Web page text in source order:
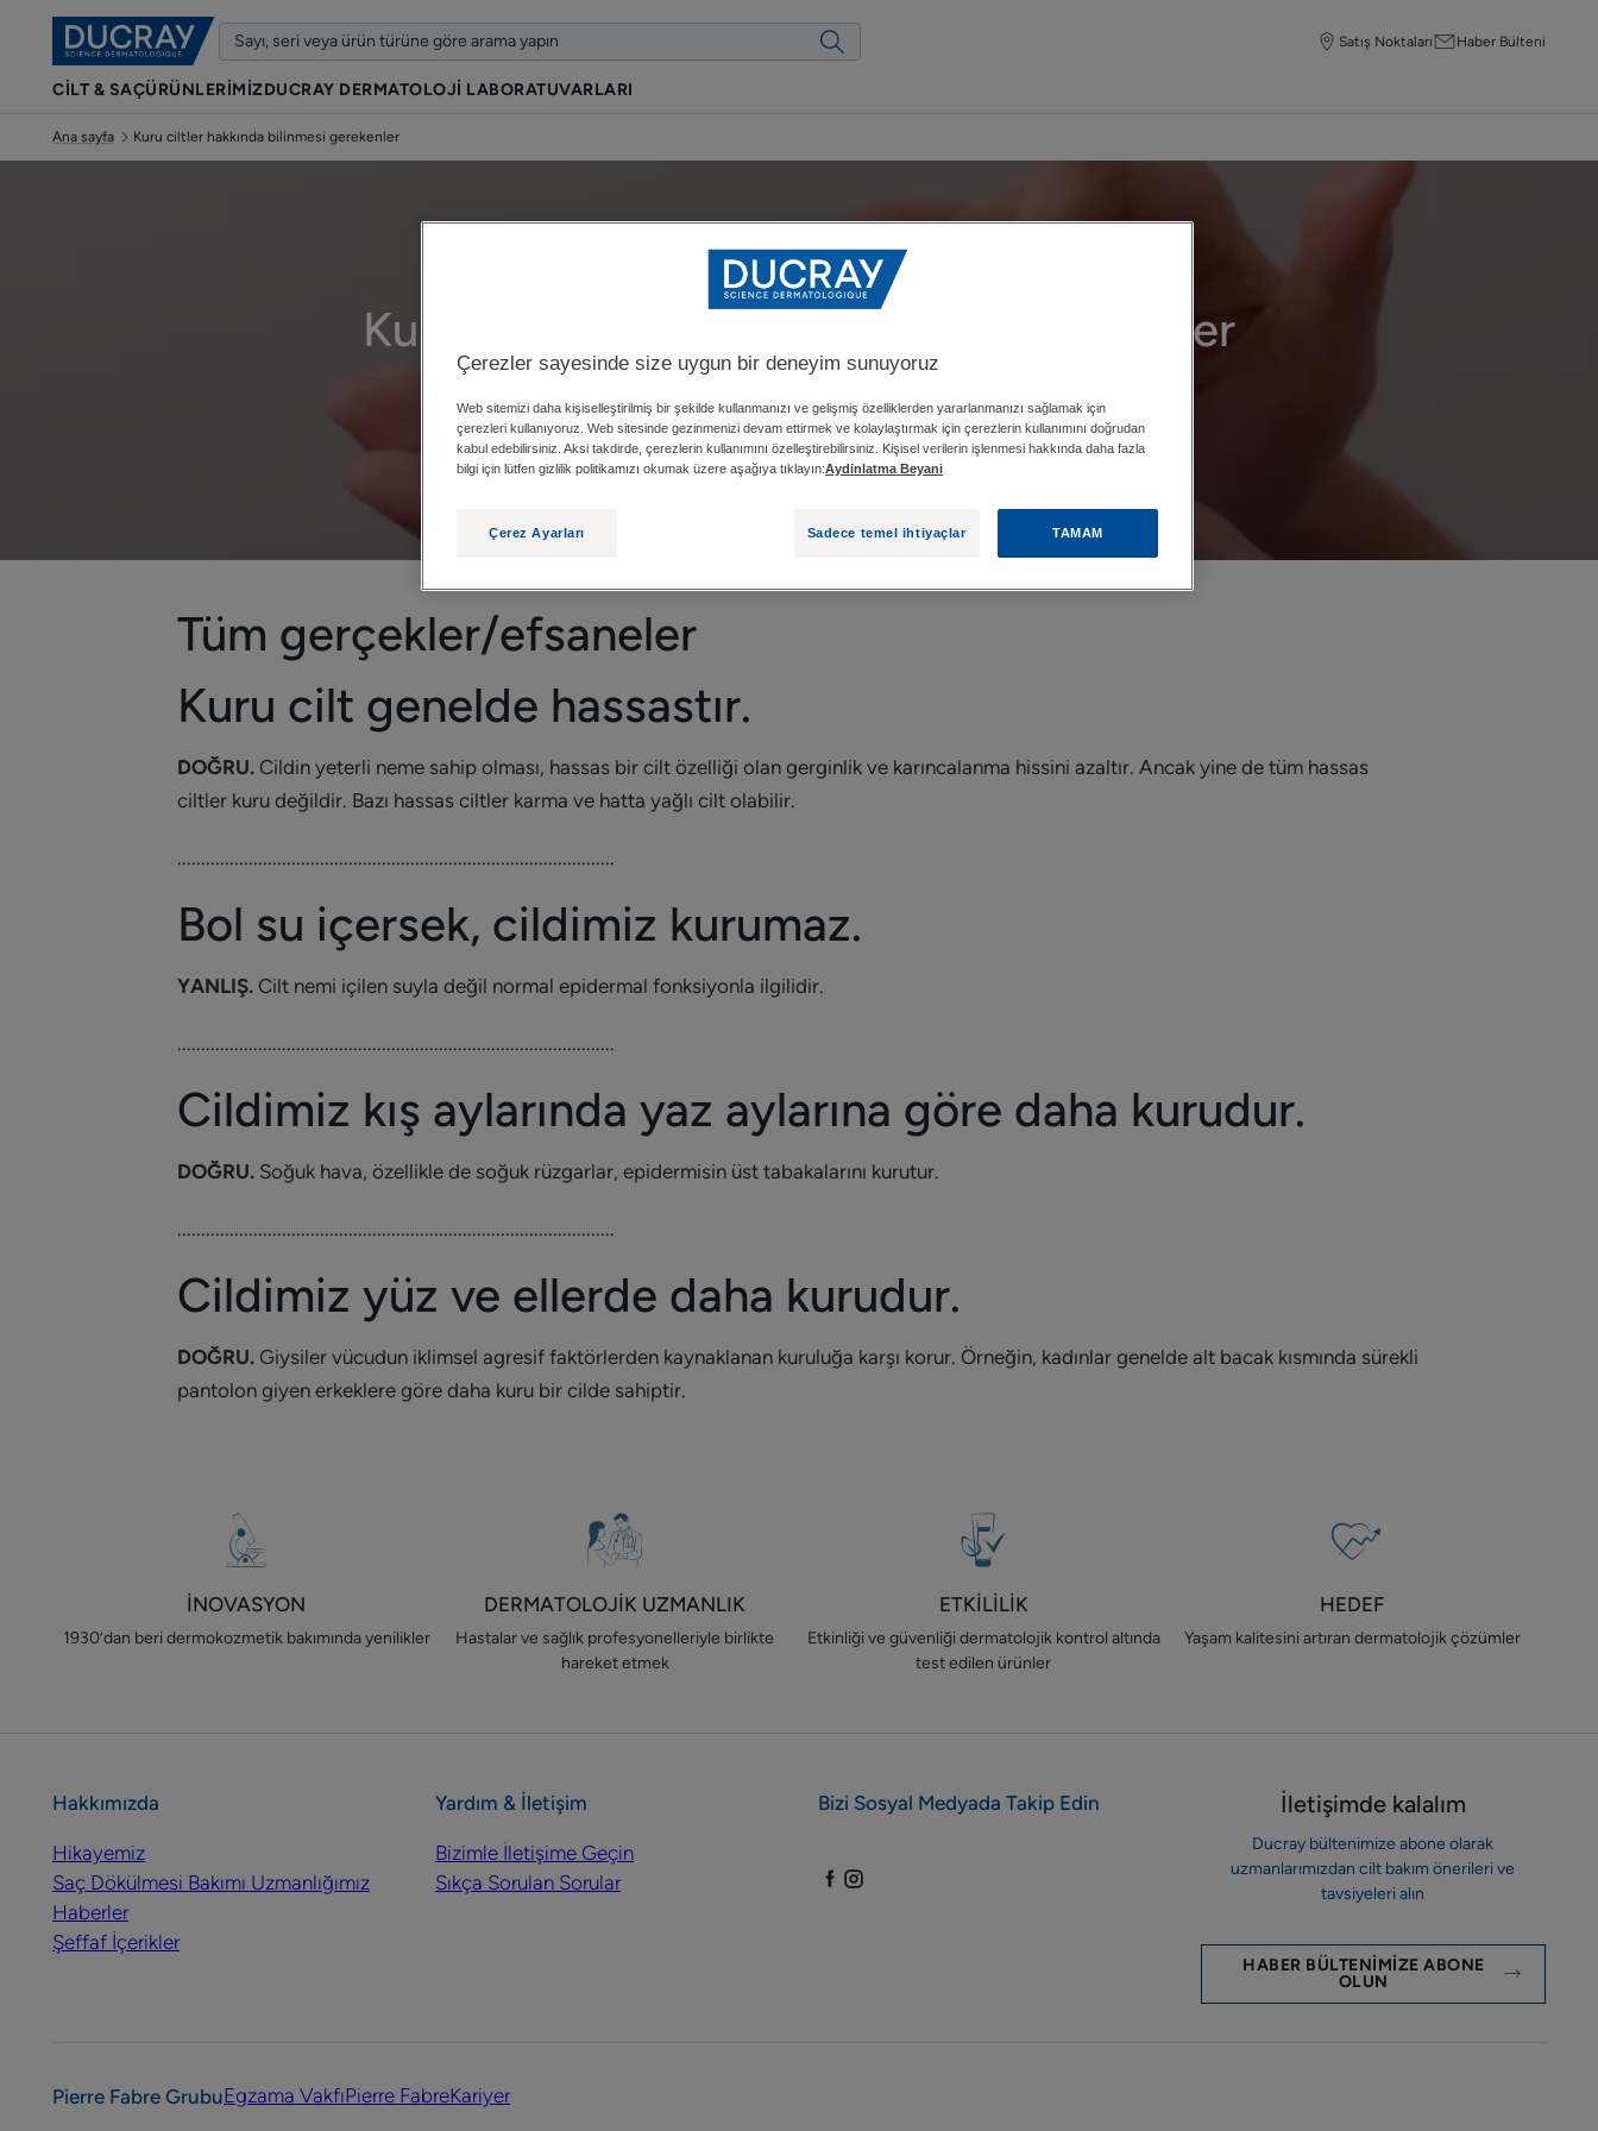
Satış Noktaları Haber Bülteni
CİLT & SAÇÜRÜNLERIMIZDUCRAY DERMATOLOJI LABORATUVARLARI
Ana sayfa Kuru ciltler hakkında bilinmesi gerekenler
Kuru ciltler hakkında bilinmesi gerekenler
Güncellenme tarihi15.01.2024, onaylayanDUCRAY tıbbi uzmanlarımız.
Tüm gerçekler/efsaneler
Kuru cilt genelde hassastır.
DOĞRU. Cildin yeterli neme sahip olması, hassas bir cilt özelliği olan gerginlik ve karıncalanma hissini azaltır. Ancak yine de tüm hassas
ciltler kuru değildir. Bazı hassas ciltler karma ve hatta yağlı cilt olabilir.
............................................................................................
Bol su içersek, cildimiz kurumaz.
YANLIŞ. Cilt nemi içilen suyla değil normal epidermal fonksiyonla ilgilidir.
............................................................................................
Cildimiz kış aylarında yaz aylarına göre daha kurudur.
DOĞRU. Soğuk hava, özellikle de soğuk rüzgarlar, epidermisin üst tabakalarını kurutur.
............................................................................................
Cildimiz yüz ve ellerde daha kurudur.
DOĞRU. Giysiler vücudun iklimsel agresif faktörlerden kaynaklanan kuruluğa karşı korur. Örneğin, kadınlar genelde alt bacak kısmında sürekli
pantolon giyen erkeklere göre daha kuru bir cilde sahiptir.
İNOVASYON
1930’dan beri dermokozmetik bakımında yenilikler
DERMATOLOJİK UZMANLIK
Hastalar ve sağlık profesyonelleriyle birlikte
hareket etmek
ETKİLİLİK
Etkinliği ve güvenliği dermatolojik kontrol altında
test edilen ürünler
HEDEF
Yaşam kalitesini artıran dermatolojik çözümler
İletişimde kalalım
Ducray bültenimize abone olarak
uzmanlarımızdan cilt bakım önerileri ve
tavsiyeleri alın
HABER BÜLTENIMIZE ABONE
OLUN
Hakkımızda
Hikayemiz
Saç Dökülmesi Bakımı Uzmanlığımız
Haberler
Şeffaf İçerikler
Yardım & İletişim
Bizimle İletişime Geçin
Sıkça Sorulan Sorular
Bizi Sosyal Medyada Takip Edin
Pierre Fabre GrubuEgzama VakfıPierre FabreKariyer
Çerezler sayesinde size uygun bir deneyim sunuyoruz
Web sitemizi daha kişiselleştirilmiş bir şekilde kullanmanızı ve gelişmiş özelliklerden yararlanmanızı sağlamak için
çerezleri kullanıyoruz. Web sitesinde gezinmenizi devam ettirmek ve kolaylaştırmak için çerezlerin kullanımını doğrudan
kabul edebilirsiniz. Aksi takdirde, çerezlerin kullanımını özelleştirebilirsiniz. Kişisel verilerin işlenmesi hakkında daha fazla
bilgi için lütfen gizlilik politikamızı okumak üzere aşağıya tıklayın:Aydinlatma Beyani
Çerez Ayarları Sadece temel ihtiyaçlar TAMAM